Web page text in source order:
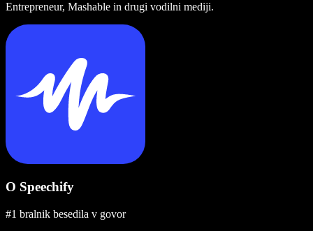
Entrepreneur, Mashable in drugi vodilni mediji.
O Speechify
#1 bralnik besedila v govor